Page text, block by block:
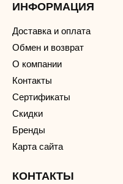
ИНФОРМАЦИЯ
Доставка и оплата
Обмен и возврат
О компании
Контакты
Сертификаты
Скидки
Бренды
Карта сайта
КОНТАКТЫ